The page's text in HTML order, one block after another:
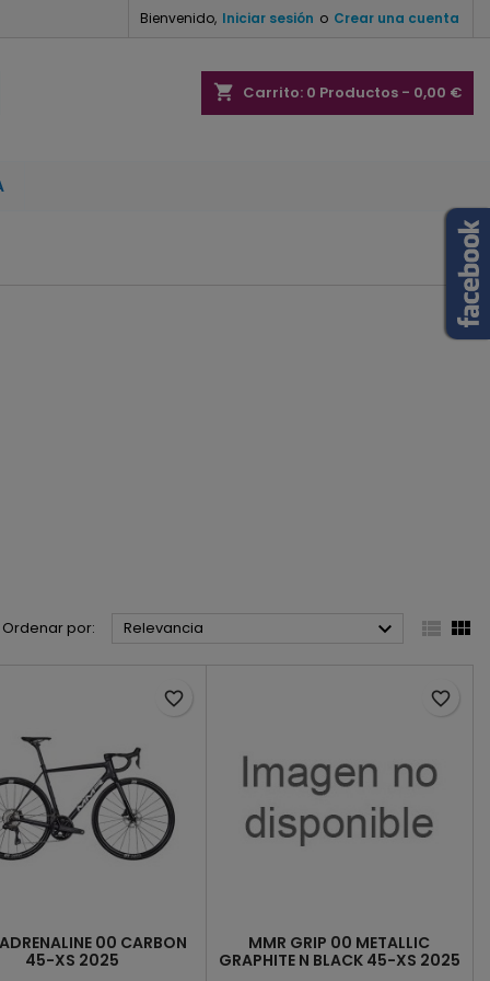
Bienvenido, Iniciar sesión o Crear una cuenta
shopping_cart Carrito: 0 Productos - 0,00 €
Ordenar por: Relevancia   
00 CARBON
45-XS 2025
favorite_border
MMR GRIP 00 METALLIC
GRAPHITE N BLACK 45-XS 2025
favorite_border